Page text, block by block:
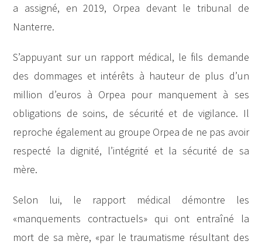
a assigné, en 2019, Orpea devant le tribunal de
Nanterre.
S’appuyant sur un rapport médical, le fils demande
des dommages et intérêts à hauteur de plus d’un
million d’euros à Orpea pour manquement à ses
obligations de soins, de sécurité et de vigilance. Il
reproche également au groupe Orpea de ne pas avoir
respecté la dignité, l’intégrité et la sécurité de sa
mère.
Selon lui, le rapport médical démontre les
«manquements contractuels» qui ont entraîné la
mort de sa mère, «par le traumatisme résultant des